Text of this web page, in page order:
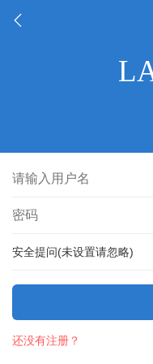
安全提问(未设置请忽略)
还没有注册？